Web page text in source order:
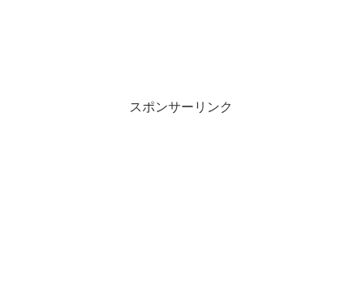
スポンサーリンク